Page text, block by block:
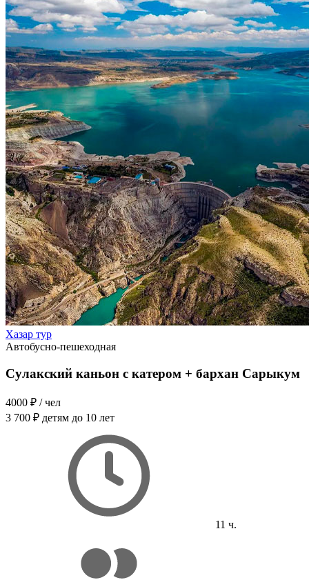
Хазар тур
Автобусно-пешеходная
Сулакский каньон с катером + бархан Сарыкум
4000 ₽ / чел
3 700 ₽ детям до 10 лет
11 ч.